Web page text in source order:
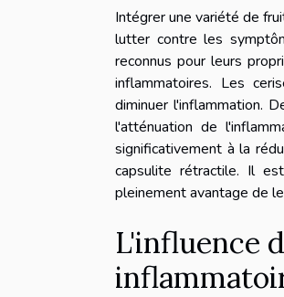
Intégrer une variété de
lutter contre les
reconnus pour leurs
inflammatoires. Les
diminuer l'inflammation.
l'atténuation de
significativement à la
capsulite rétractile. Il
pleinement avantage de
L'influence